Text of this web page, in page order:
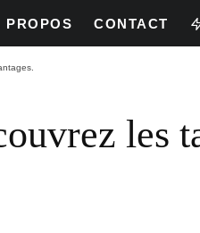
PROPOS CONTACT
les